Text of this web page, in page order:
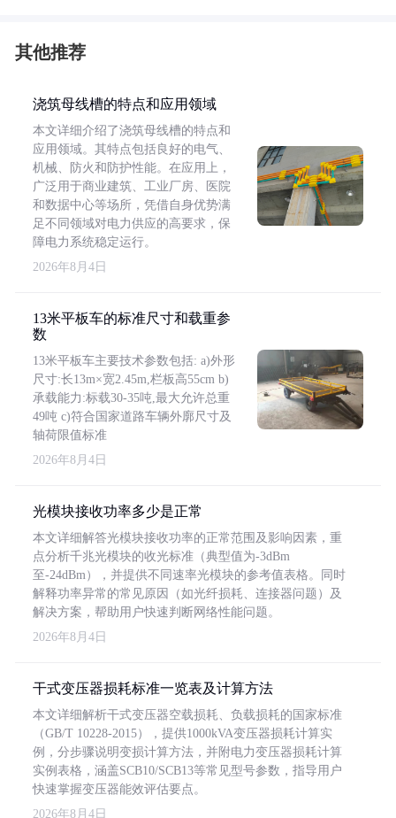
其他推荐
浇筑母线槽的特点和应用领域
本文详细介绍了浇筑母线槽的特点和
应用领域。其特点包括良好的电气、
机械、防火和防护性能。在应用上，
广泛用于商业建筑、工业厂房、医院
和数据中心等场所，凭借自身优势满
足不同领域对电力供应的高要求，保
障电力系统稳定运行。
2026年8月4日
13米平板车的标准尺寸和载重参
数
13米平板车主要技术参数包括: a)外形
尺寸:长13m×宽2.45m,栏板高55cm b)
承载能力:标载30-35吨,最大允许总重
49吨 c)符合国家道路车辆外廓尺寸及
轴荷限值标准
2026年8月4日
光模块接收功率多少是正常
本文详细解答光模块接收功率的正常范围及影响因素，重
点分析千兆光模块的收光标准（典型值为-3dBm
至-24dBm），并提供不同速率光模块的参考值表格。同时
解释功率异常的常见原因（如光纤损耗、连接器问题）及
解决方案，帮助用户快速判断网络性能问题。
2026年8月4日
干式变压器损耗标准一览表及计算方法
本文详细解析干式变压器空载损耗、负载损耗的国家标准
（GB/T 10228-2015），提供1000kVA变压器损耗计算实
例，分步骤说明变损计算方法，并附电力变压器损耗计算
实例表格，涵盖SCB10/SCB13等常见型号参数，指导用户
快速掌握变压器能效评估要点。
2026年8月4日